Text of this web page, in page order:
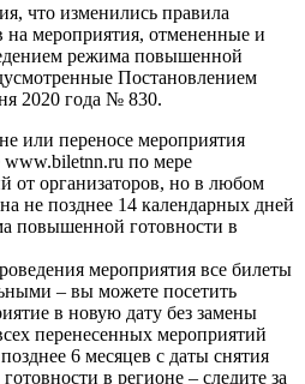
что изменились правила
на мероприятия, отмененные и
режима повышенной
Постановлением
2020 года № 830.
или переносе мероприятия
www.biletnn.ru по мере
от организаторов, но в любом
не позднее 14 календарных дней
повышенной готовности в
мероприятия все билеты
– вы можете посетить
в новую дату без замены
перенесенных мероприятий
6 месяцев с даты снятия
в регионе – следите за